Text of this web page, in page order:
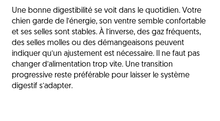
Une bonne digestibilité se voit dans le quotidien. Votre
chien garde de l’énergie, son ventre semble confortable
et ses selles sont stables. À l’inverse, des gaz fréquents,
des selles molles ou des démangeaisons peuvent
indiquer qu’un ajustement est nécessaire. Il ne faut pas
changer d’alimentation trop vite. Une transition
progressive reste préférable pour laisser le système
digestif s’adapter.